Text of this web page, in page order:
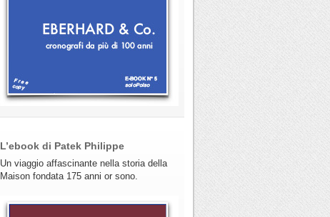
L’ebook di Patek Philippe
Un viaggio affascinante nella storia della
Maison fondata 175 anni or sono.